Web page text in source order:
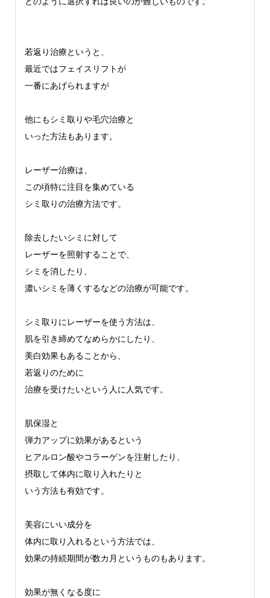
若返り治療というと、
最近ではフェイスリフトが
一番にあげられますが
他にもシミ取りや毛穴治療と
いった方法もあります。
レーザー治療は、
この頃特に注目を集めている
シミ取りの治療方法です。
除去したいシミに対して
レーザーを照射することで、
シミを消したり、
濃いシミを薄くするなどの治療が可能です。
シミ取りにレーザーを使う方法は、
肌を引き締めてなめらかにしたり、
美白効果もあることから、
若返りのために
治療を受けたいという人に人気です。
肌保湿と
弾力アップに効果があるという
ヒアルロン酸やコラーゲンを注射したり、
摂取して体内に取り入れたりと
いう方法も有効です。
美容にいい成分を
体内に取り入れるという方法では、
効果の持続期間が数カ月というものもあります。
効果が無くなる度に